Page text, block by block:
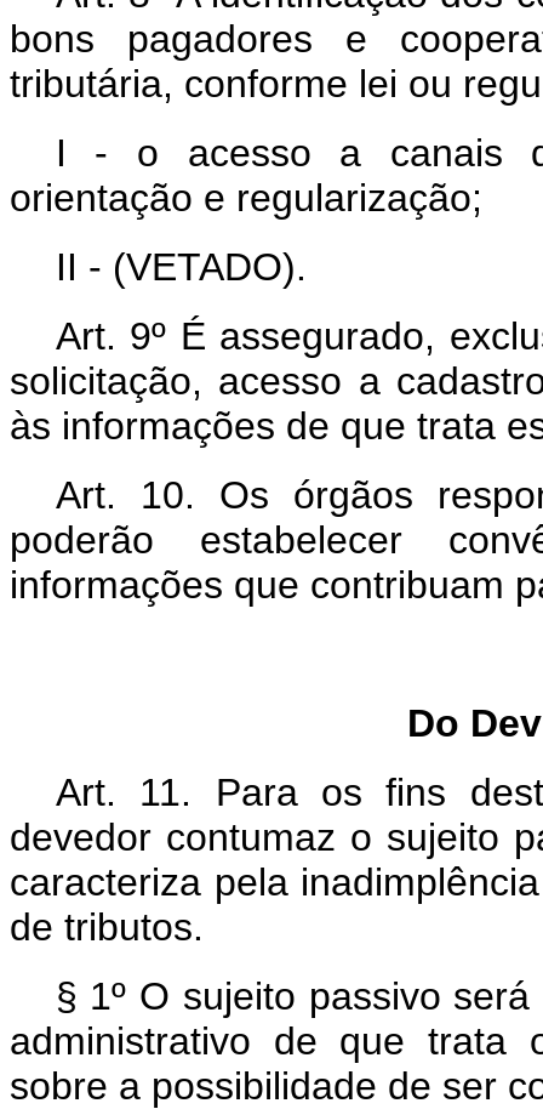
bons pagadores e
tributária, conforme lei ou
I - o acesso a canais
orientação e regularização;
II - (VETADO).
Art. 9º É assegurado,
solicitação, acesso a
às informações de que trata
Art. 10. Os órgãos
poderão estabelecer
informações que contribuam
Do
Art. 11. Para os fins
devedor contumaz o sujeito
caracteriza pela
de tributos.
§ 1º O sujeito passivo
administrativo de que trata
sobre a possibilidade de ser